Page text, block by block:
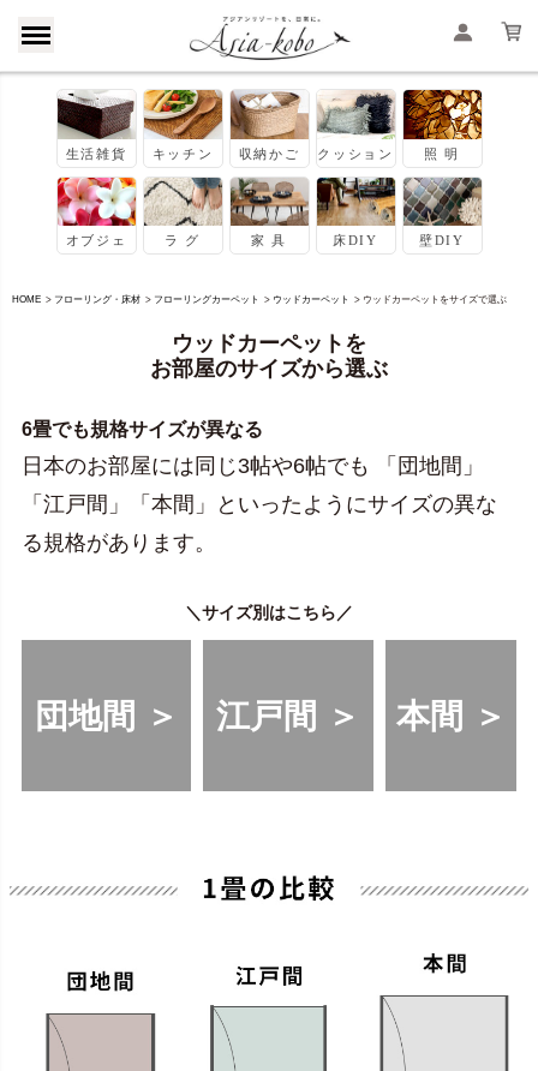
HOME フローリング・床材 フローリングカーペット ウッドカーペット ウッドカーペットをサイズで選ぶ
ウッドカーペットを
お部屋のサイズから選ぶ
6畳でも規格サイズが異なる
日本のお部屋には同じ3帖や6帖でも 「団地間」
「江戸間」「本間」といったようにサイズの異な
る規格があります。
＼サイズ別はこちら／
団地間 ＞ 江戸間 ＞ 本間 ＞